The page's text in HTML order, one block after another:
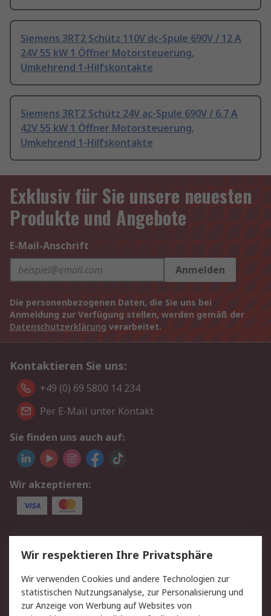
Siemens 3RT2 Schütz 110V dc-Spule 690V / 12 A
24V 55 kW 1 Öffner Motorsteuerung,
Umkehrend 1-Hilfskontakte
Siemens 3RT2 Schütz 24V ac-Spule 690V / 6.7 A
42V 55 kW 1 Öffner Motorsteuerung,
Umkehrend 1-Hilfskontakte
Exklusiv für Sie unsere neuesten
Produkte und Angebote
E-Mail-Anschrift
Anmelden
Die personenbezogenen Daten, die Sie uns bei
Anmeldung zur Verfügung stellen, werden gemäß der
Datenschutzerklärung verarbeitet.
Kontaktieren Sie uns:
+49 (0) 69 5800 14 234
Per E-Mail unter Kontakt
Sie finden uns auch auf:
Wir akzeptieren:
Service
Value Added Services
Lieferlösungen
Rücksendungen
Kontakt
Hilfe
Privatkunden
Wir respektieren Ihre Privatsphäre
Wir verwenden Cookies und andere Technologien zur
statistischen Nutzungsanalyse, zur Personalisierung und
zur Anzeige von Werbung auf Websites von